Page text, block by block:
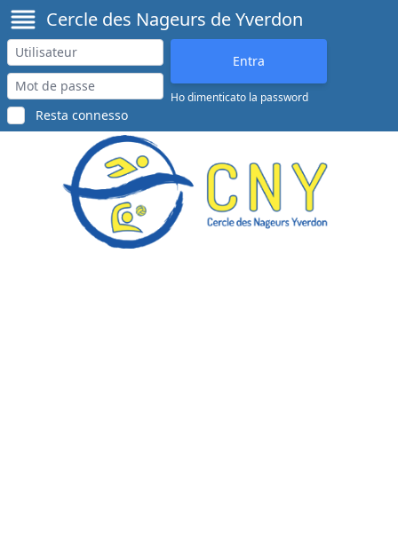
Cercle des Nageurs de Yverdon
Resta connesso
Ho dimenticato la password